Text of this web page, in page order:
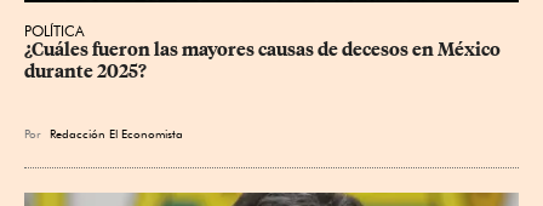
POLÍTICA
¿Cuáles fueron las mayores causas de decesos en México
durante 2025?
Por Redacción El Economista